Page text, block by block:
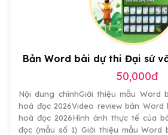
ứng
đẹp
Bản Word bài dự thi Đại sứ
50,000đ
Nội dung chínhGiới thiệu mẫu Word
hoá đọc 2026Video review bản
hoá đọc 2026Hình ảnh thực tế của
đọc (mẫu số 1) Giới thiệu mẫu